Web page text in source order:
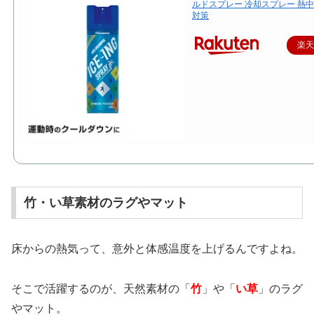
ルドスプレー 冷却スプレー 熱
対策
楽
竹・い草素材のラグやマット
床からの熱気って、意外と体感温度を上げるんですよね。
そこで活躍するのが、天然素材の「 竹 」や「 い草 」のラグ
やマット。